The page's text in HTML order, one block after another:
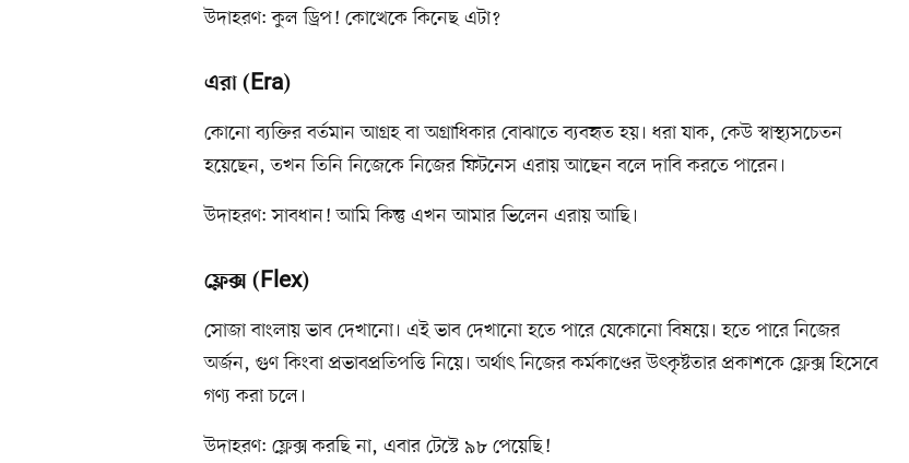
উদাহরণ: কুল ড্রিপ! কোত্থেকে কিনেছ এটা?
এরা (Era)
কোনো ব্যক্তির বর্তমান আগ্রহ বা অগ্রাধিকার বোঝাতে ব্যবহৃত হয়। ধরা যাক, কেউ স্বাস্থ্যসচেতন
হয়েছেন, তখন তিনি নিজেকে নিজের ফিটনেস এরায় আছেন বলে দাবি করতে পারেন।
উদাহরণ: সাবধান! আমি কিন্তু এখন আমার ভিলেন এরায় আছি।
ফ্লেক্স (Flex)
সোজা বাংলায় ভাব দেখানো। এই ভাব দেখানো হতে পারে যেকোনো বিষয়ে। হতে পারে নিজের
অর্জন, গুণ কিংবা প্রভাবপ্রতিপত্তি নিয়ে। অর্থাৎ নিজের কর্মকাণ্ডের উৎকৃষ্টতার প্রকাশকে ফ্লেক্স হিসেবে
গণ্য করা চলে।
উদাহরণ: ফ্লেক্স করছি না, এবার টেস্টে ৯৮ পেয়েছি!